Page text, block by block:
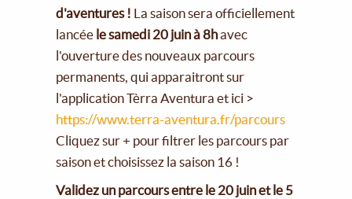
d'aventures ! La saison sera officiellement
lancée le samedi 20 juin à 8havec
l'ouverture des nouveaux parcours
permanents, qui apparaitront sur
l'application Tèrra Aventura et ici >
https://www.terra-aventura.fr/parcours
Cliquez sur + pour filtrer les parcours par
saison et choisissez la saison 16 !
Validez un parcours entre le 20 juin et le 5